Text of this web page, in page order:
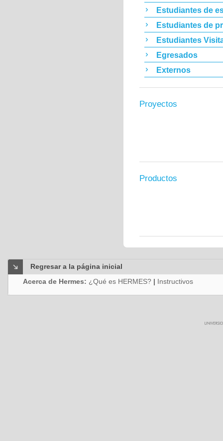
Estudiantes de
Estudiantes de
Estudiantes
Egresados
Externos
Proyectos
Productos
Regresar a la página inicial
Acerca de Hermes: ¿Qué es HERMES? | Instructivos